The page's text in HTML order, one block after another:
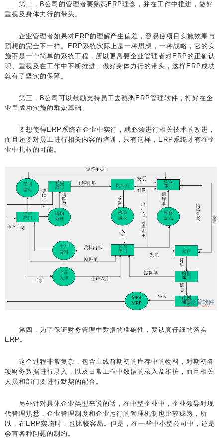
第二，B公司的管理者要熟悉ERP理念，并在工作中推进，做好
重视及身体力行的带头。
企业管理者如果对ERP的理解产生偏差，容易使项目实施效果与
预想的完全不一样。ERP系统实际上是一种思想，一种战略，它的实
施不是一个简单的系统工程，所以更需要企业管理者对ERP的正确认
识、重视及在工作中不断推进，做好身体力行的带头，这样ERP成功
就有了坚实的保障。
第三，B公司可以鼓励支持员工去熟悉ERP管理软件，打好在企
业里成功实施的群众基础。
要想使得ERP系统在企业中实行，就必须进行相关技术的改进，
而且还要对员工进行相关内容的培训，只有这样，ERP系统才有在企
业中扎根的可能。
第四，为了保证财务管理中数据的准确性，要认真仔细的落实
ERP。
这个过程非常复杂，包含上线前期初的库存中的物料，对期初各
项财务数据进行录入，以及日常工作中数据的录入及维护，而且相关
人员和部门要进行默契的配合。
另外针对具体企业类型来说的话，在中型企业中，企业领导对现
代管理熟悉，企业管理制度和企业运行的管理机制也比较成熟，所
以，在ERP实施时，也比较容易。但是，在一些中小型公司中，还是
会有各种问题的制约。